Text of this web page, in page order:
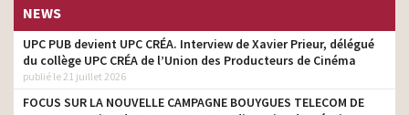
NEWS
UPC PUB devient UPC CRÉA. Interview de Xavier Prieur, délégué
du collège UPC CRÉA de l’Union des Producteurs de Cinéma
publié le 21 juillet 2026
FOCUS SUR LA NOUVELLE CAMPAGNE BOUYGUES TELECOM DE